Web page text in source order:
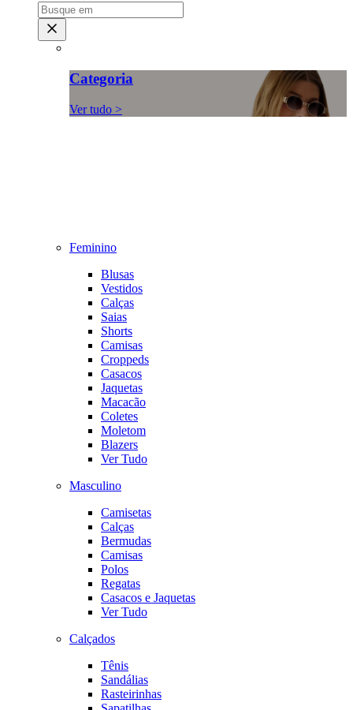
Categoria
Ver tudo >
Feminino
Blusas
Vestidos
Calças
Saias
Shorts
Camisas
Croppeds
Casacos
Jaquetas
Macacão
Coletes
Moletom
Blazers
Ver Tudo
Masculino
Camisetas
Calças
Bermudas
Camisas
Polos
Regatas
Casacos e Jaquetas
Ver Tudo
Calçados
Tênis
Sandálias
Rasteirinhas